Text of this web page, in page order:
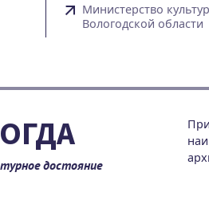
Министерство
Вологодской области
достояние